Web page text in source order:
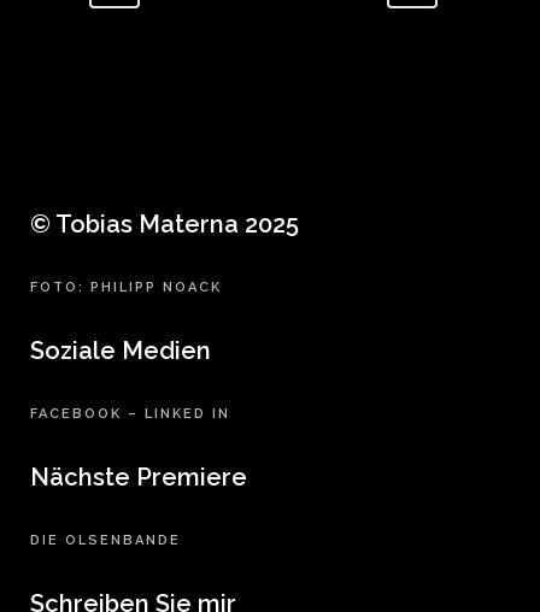
© Tobias Materna 2025
FOTO: PHILIPP NOACK
Soziale Medien
FACEBOOK – LINKED IN
Nächste Premiere
DIE OLSENBANDE
Schreiben Sie mir